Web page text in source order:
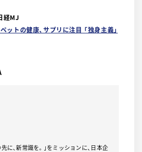
経MJ
ットの健康、サプリに注目 「独身主義」
に、新常識を。｣をミッションに、日本企